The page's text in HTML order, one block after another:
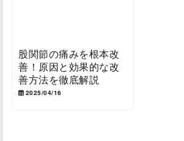
股関節の痛みを根本改
善！原因と効果的な改
善方法を徹底解説
2025/04/16